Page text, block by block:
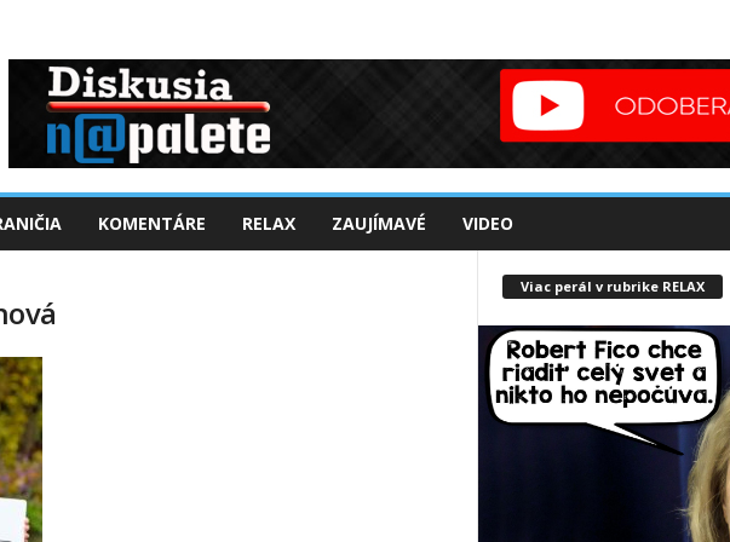
KOMENTÁRE RELAX ZAUJÍMAVÉ VIDEO
Viac perál v rubrike RELAX